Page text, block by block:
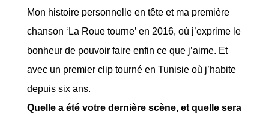
Mon histoire personnelle en tête et ma première
chanson ‘La Roue tourne’ en 2016, où j’exprime le
bonheur de pouvoir faire enfin ce que j’aime. Et
avec un premier clip tourné en Tunisie où j’habite
depuis six ans.
Quelle a été votre dernière scène, et quelle sera